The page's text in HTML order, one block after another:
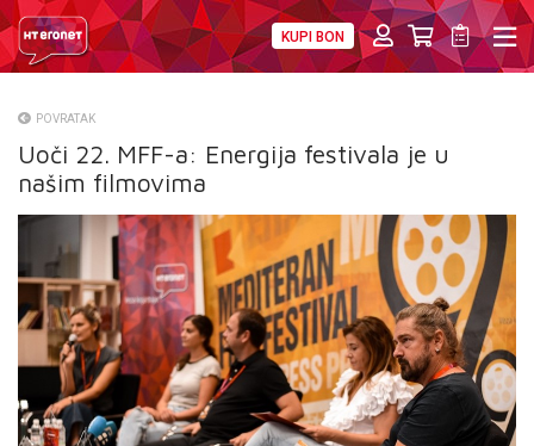
KUPI BON
O NAMA
NATJEČAJI
VELEPRODAJA
KONTAKTI
MOJ PROFIL
POVRATAK
Uoči 22. MFF-a: Energija festivala je u
našim filmovima